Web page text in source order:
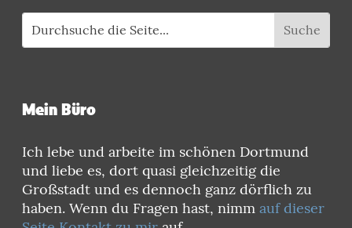
Mein Büro
Ich lebe und arbeite im schönen Dortmund
und liebe es, dort quasi gleichzeitig die
Großstadt und es dennoch ganz dörflich zu
haben. Wenn du Fragen hast, nimm auf dieser